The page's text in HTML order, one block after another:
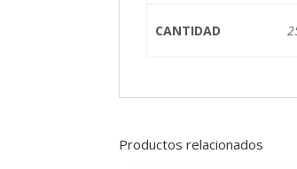
CANTIDAD
Productos relacionados